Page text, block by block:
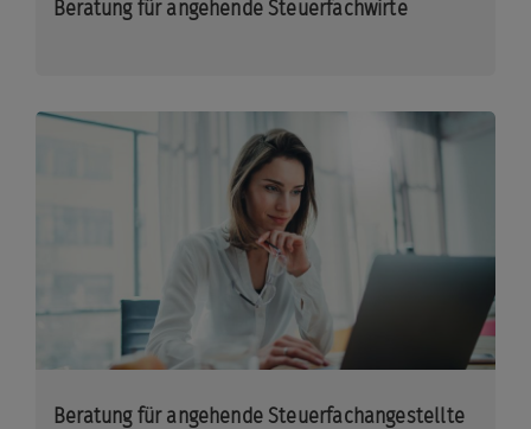
Beratung für angehende Steuerfachwirte
Beratung für angehende Steuerfachangestellte